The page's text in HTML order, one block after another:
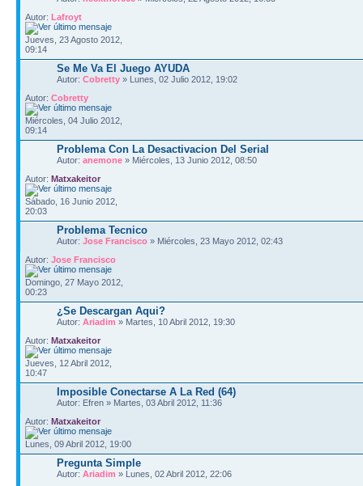
Autor: Lafroyt
Jueves, 23 Agosto 2012,
09:14
Se Me Va El Juego AYUDA
Autor: Cobretty » Lunes, 02 Julio 2012, 19:02
Autor: Cobretty
Miércoles, 04 Julio 2012,
09:14
Problema Con La Desactivacion Del Serial
Autor: anemone » Miércoles, 13 Junio 2012, 08:50
Autor: Matxakeitor
Sábado, 16 Junio 2012,
20:03
Problema Tecnico
Autor: Jose Francisco » Miércoles, 23 Mayo 2012, 02:43
Autor: Jose Francisco
Domingo, 27 Mayo 2012,
00:23
¿Se Descargan Aqui?
Autor: Ariadim » Martes, 10 Abril 2012, 19:30
Autor: Matxakeitor
Jueves, 12 Abril 2012,
10:47
Imposible Conectarse A La Red (64)
Autor: Efren » Martes, 03 Abril 2012, 11:36
Autor: Matxakeitor
Lunes, 09 Abril 2012, 19:00
Pregunta Simple
Autor: Ariadim » Lunes, 02 Abril 2012, 22:06